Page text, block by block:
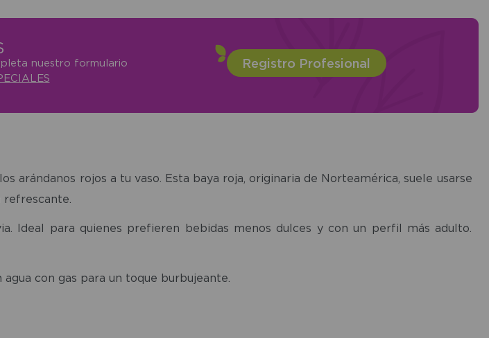
nuestro formulario
Registro Profesional
rojos a tu vaso. Esta baya roja, originaria de Norteamérica, suele usarse
Ideal para quienes prefieren bebidas menos dulces y con un perfil más adulto.
con gas para un toque burbujeante.